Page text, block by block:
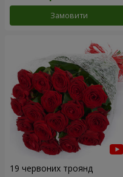
Замовити
19 червоних троянд